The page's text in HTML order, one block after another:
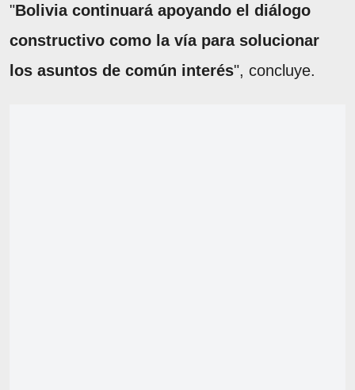
"Bolivia continuará apoyando el diálogo
constructivo como la vía para solucionar
los asuntos de común interés", concluye.